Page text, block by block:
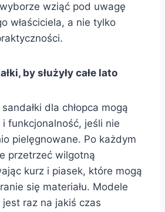
wziąć pod uwagę
właściciela, a nie tylko
by służyły całe lato
dla chłopca mogą
funkcjonalność, jeśli nie
pielęgnowane. Po każdym
przetrzeć wilgotną
kurz i piasek, które mogą
się materiału. Modele
raz na jakiś czas